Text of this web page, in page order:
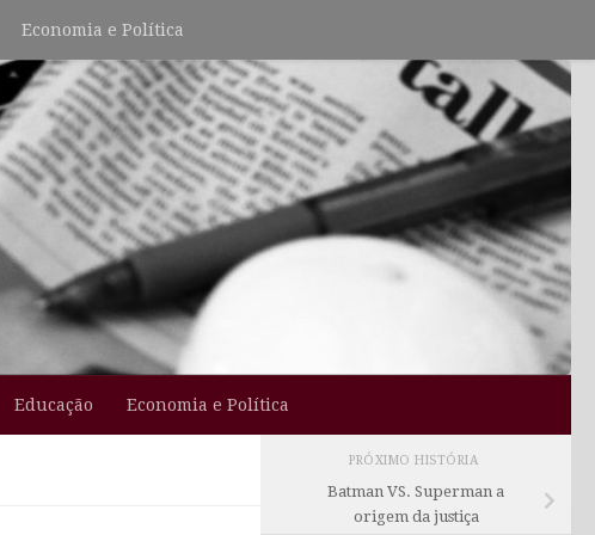
Economia e Política
Educação Economia e Política
PRÓXIMO HISTÓRIA
Batman VS. Superman a
origem da justiça